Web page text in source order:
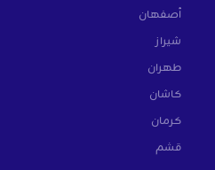
أصفهان
شيراز
طهران
كاشان
كرمان
قشم